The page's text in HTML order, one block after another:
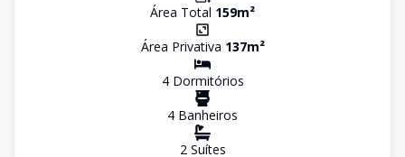
Área Total 159m²
Área Privativa 137m²
4Dormitórios
4 Banheiros
2Suítes